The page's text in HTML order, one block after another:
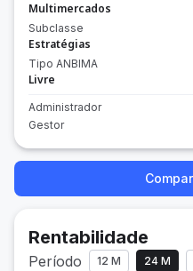
Multimercados
Subclasse
Estratégias
Tipo ANBIMA
Livre
Administrador
Gestor
Rentabilidade
Período 12 M 24 M